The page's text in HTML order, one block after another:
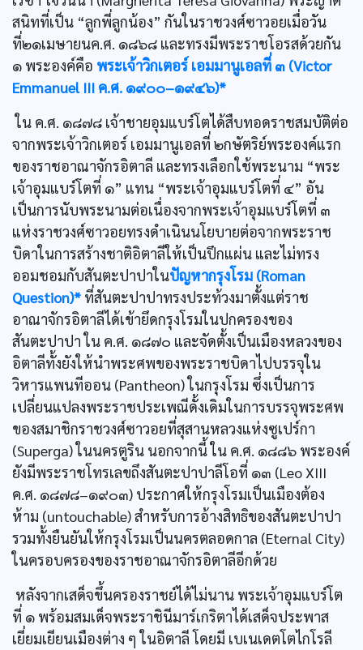
สนิทที่เป็น “ลูกพี่ลูกน้อง” กันในราชวงศ์ซาวอยเมื่อวัน
ที่๒๑เมษายนค.ศ. ๑๘๖๘ และทรงมีพระราชโอรสด้วยกัน
๑ พระองค์คือ พระเจ้าวิกเตอร์ เอมมานูเอลที่ ๓ (Victor
Emmanuel III ค.ศ. ๑๙๐๐–๑๙๔๖)*
ใน ค.ศ. ๑๘๗๘ เจ้าชายอุมแบร์โตได้สืบทอดราชสมบัติต่อ
จากพระเจ้าวิกเตอร์ เอมมานูเอลที่ ๒กษัตริย์พระองค์แรก
ของราชอาณาจักรอิตาลี และทรงเลือกใช้พระนาม “พระ
เจ้าอุมแบร์โตที่ ๑” แทน “พระเจ้าอุมแบร์โตที่ ๔” อัน
เป็นการนับพระนามต่อเนื่องจากพระเจ้าอุมแบร์โตที่ ๓
แห่งราชวงศ์ซาวอยทรงดำเนินนโยบายต่อจากพระราช
บิดาในการสร้างชาติอิตาลีให้เป็นปึกแผ่น และไม่ทรง
ออมชอมกับสันตะปาปาในปัญหากรุงโรม (Roman
Question)* ที่สันตะปาปาทรงประท้วงมาตั้งแต่ราช
อาณาจักรอิตาลีได้เข้ายึดกรุงโรมในปกครองของ
สันตะปาปา ใน ค.ศ. ๑๘๗๐ และจัดตั้งเป็นเมืองหลวงของ
อิตาลีทั้งยังให้นำพระศพของพระราชบิดาไปบรรจุใน
วิหารแพนทีออน (Pantheon) ในกรุงโรม ซึ่งเป็นการ
เปลี่ยนแปลงพระราชประเพณีดั้งเดิมในการบรรจุพระศพ
ของสมาชิกราชวงศ์ซาวอยที่สุสานหลวงแห่งซูเปร์กา
(Superga) ในนครตูริน นอกจากนี้ ใน ค.ศ. ๑๘๘๖ พระองค์
ยังมีพระราชโทรเลขถึงสันตะปาปาลีโอที่ ๑๓ (Leo XIII
ค.ศ. ๑๘๗๘–๑๙๐๓) ประกาศให้กรุงโรมเป็นเมืองต้อง
ห้าม (untouchable) สำหรับการอ้างสิทธิของสันตะปาปา
รวมทั้งยืนยันให้กรุงโรมเป็นนครตลอดกาล (Eternal City)
ในครอบครองของราชอาณาจักรอิตาลีอีกด้วย
หลังจากเสด็จขึ้นครองราชย์ได้ไม่นาน พระเจ้าอุมแบร์โต
ที่ ๑ พร้อมสมเด็จพระราชินีมาร์เกริตาได้เสด็จประพาส
เยี่ยมเยียนเมืองต่าง ๆ ในอิตาลี โดยมี เบเนเดตโตไกโรลี